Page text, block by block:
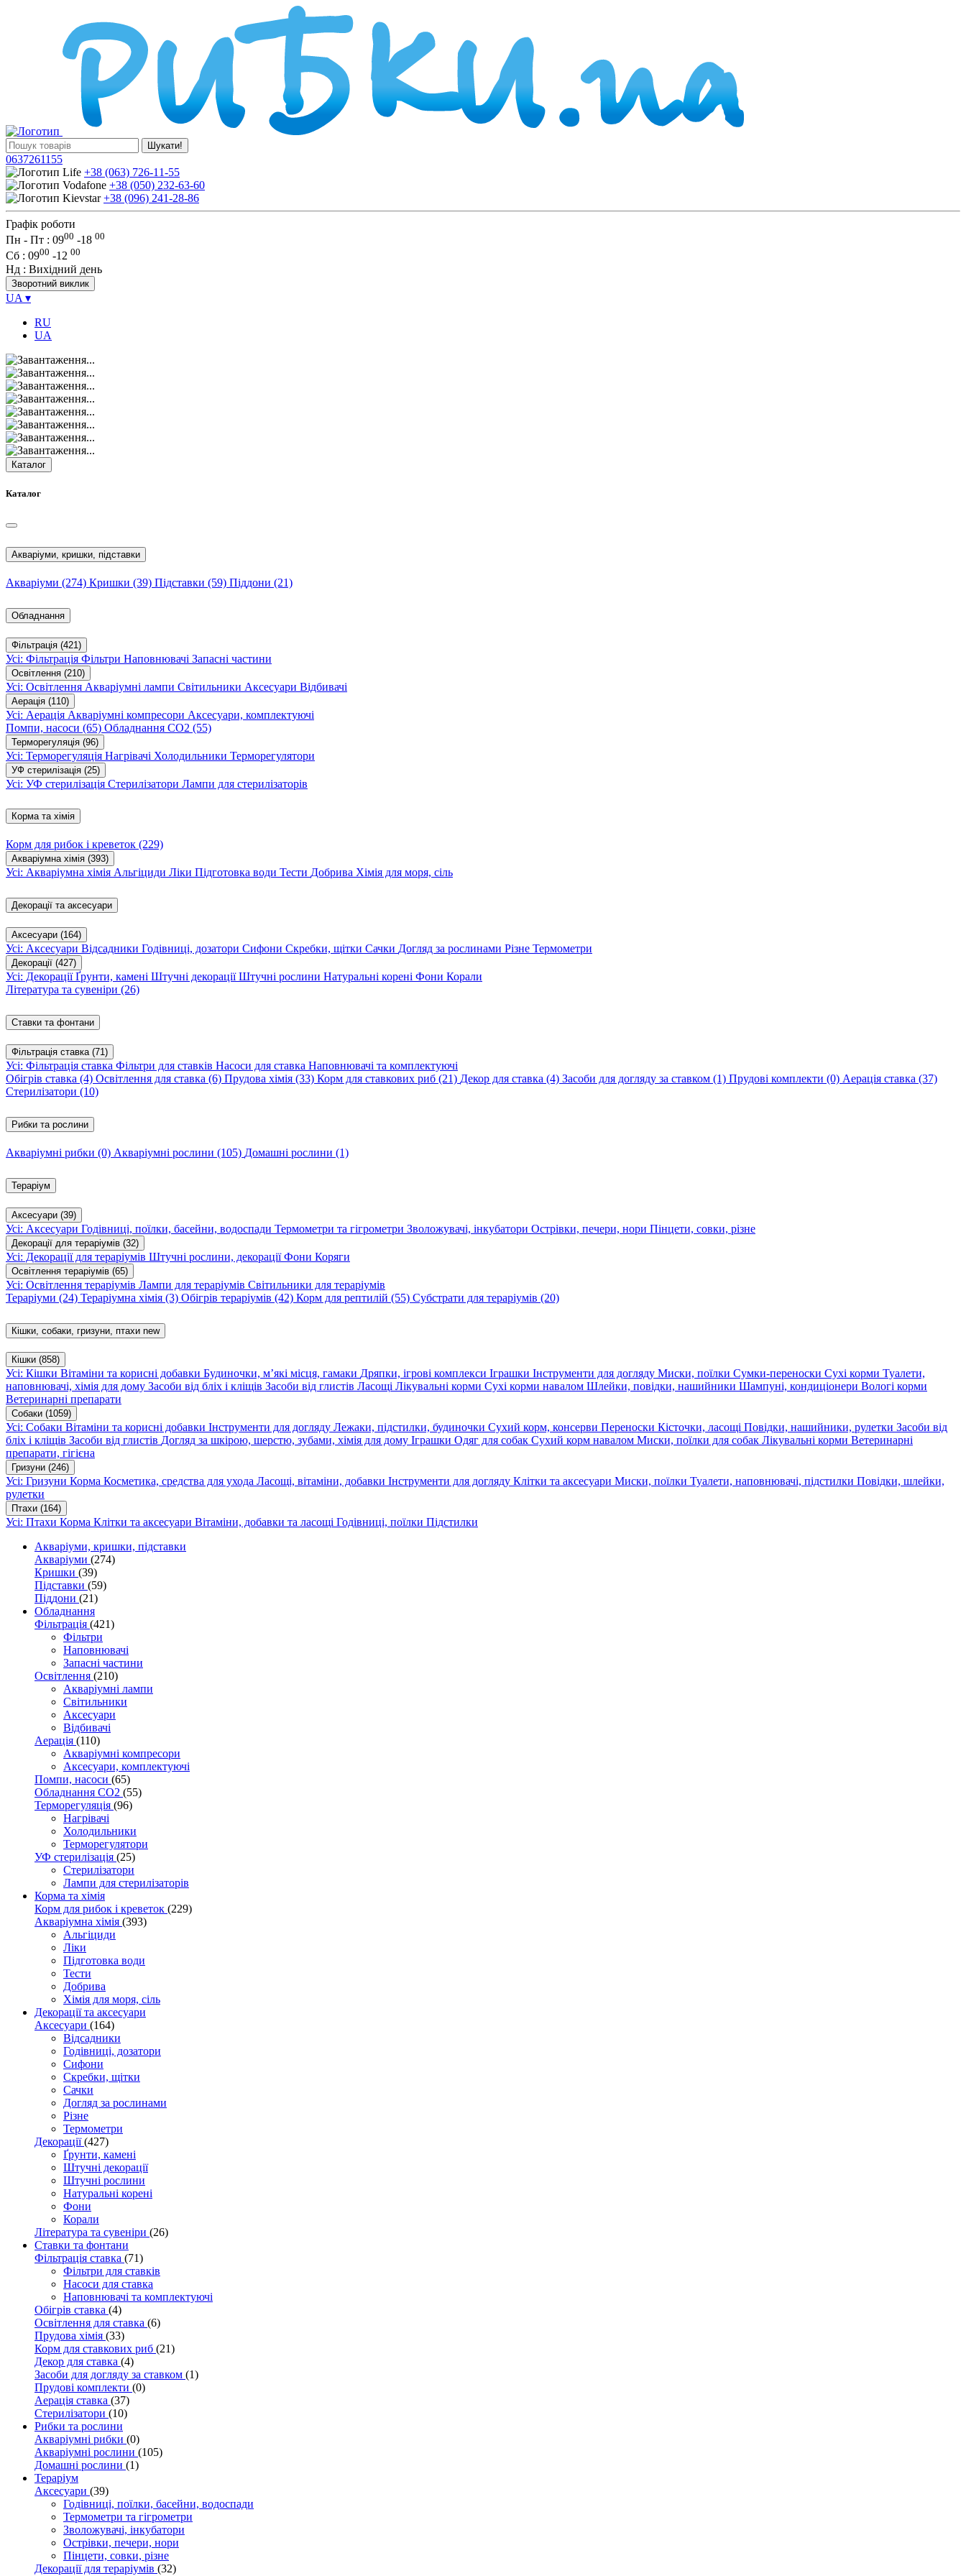
Шукати!
0637261155
+38 (063) 726-11-55
+38 (050) 232-63-60
+38 (096) 241-28-86
Графік роботи
Пн - Пт : 0900 -18 00
Сб : 0900 -12 00
Нд : Вихідний день
Зворотний виклик
UA ▾
RU
UA
Каталог
Каталог
Акваріуми, кришки, підставки
Акваріуми (274) Кришки (39) Підставки (59) Піддони (21)
Обладнання
Фільтрація (421)
Усі: Фільтрація Фільтри Наповнювачі Запасні частини
Освітлення (210)
Усі: Освітлення Акваріумні лампи Світильники Аксесуари Відбивачі
Аерація (110)
Усі: Аерація Акваріумні компресори Аксесуари, комплектуючі
Помпи, насоси (65) Обладнання CO2 (55)
Терморегуляція (96)
Усі: Терморегуляція Нагрівачі Холодильники Терморегулятори
УФ стерилізація (25)
Усі: УФ стерилізація Стерилізатори Лампи для стерилізаторів
Корма та хімія
Корм для рибок і креветок (229)
Акваріумна хімія (393)
Усі: Акваріумна хімія Альгіциди Ліки Підготовка води Тести Добрива Хімія для моря, сіль
Декорації та аксесуари
Аксесуари (164)
Усі: Аксесуари Відсадники Годівниці, дозатори Сифони Скребки, щітки Сачки Догляд за рослинами Різне Термометри
Декорації (427)
Усі: ДекораціїҐрунти, камені Штучні декораціїШтучні рослини Натуральні корені Фони Корали
Література та сувеніри (26)
Ставки та фонтани
Фільтрація ставка (71)
Усі: Фільтрація ставка Фільтри для ставків Насоси для ставка Наповнювачі та комплектуючі
Обігрів ставка (4) Освітлення для ставка (6) Прудова хімія (33) Корм для ставкових риб (21) Декор для ставка (4) Засоби для догляду за ставком (1) Прудові комплекти (0) Аерація ставка (37)
Стерилізатори (10)
Рибки та рослини
Акваріумні рибки (0) Акваріумні рослини (105) Домашні рослини (1)
Тераріум
Аксесуари (39)
Усі: Аксесуари Годівниці, поїлки, басейни, водоспади Термометри та гігрометри Зволожувачі, інкубатори Острівки, печери, нори Пінцети, совки, різне
Декорації для тераріумів (32)
Усі: Декорації для тераріумів Штучні рослини, декораціїФони Коряги
Освітлення тераріумів (65)
Усі: Освітлення тераріумів Лампи для тераріумів Світильники для тераріумів
Тераріуми (24) Тераріумна хімія (3) Обігрів тераріумів (42) Корм для рептилій (55) Субстрати для тераріумів (20)
Кішки, собаки, гризуни, птахи new
Кішки (858)
Усі: Кішки Вітаміни та корисні добавки Будиночки, м’які місця, гамаки Дряпки, ігрові комплекси Іграшки Інструменти для догляду Миски, поїлки Сумки-переноски Сухі корми Туалети,
наповнювачі, хімія для дому Засоби від бліх і кліщів Засоби від глистів Ласощі Лікувальні корми Сухі корми навалом Шлейки, повідки, нашийники Шампуні, кондиціонери Вологі корми
Ветеринарні препарати
Собаки (1059)
Усі: Собаки Вітаміни та корисні добавки Інструменти для догляду Лежаки, підстилки, будиночки Сухий корм, консерви Переноски Кісточки, ласощі Повідки, нашийники, рулетки Засоби від
бліх і кліщів Засоби від глистів Догляд за шкірою, шерстю, зубами, хімія для дому Іграшки Одяг для собак Сухий корм навалом Миски, поїлки для собак Лікувальні корми Ветеринарні
препарати, гігієна
Гризуни (246)
Усі: Гризуни Корма Косметика, средства для ухода Ласощі, вітаміни, добавки Інструменти для догляду Клітки та аксесуари Миски, поїлки Туалети, наповнювачі, підстилки Повідки, шлейки,
рулетки
Птахи (164)
Усі: Птахи Корма Клітки та аксесуари Вітаміни, добавки та ласощі Годівниці, поїлки Підстилки
Акваріуми, кришки, підставки
Акваріуми (274)
Кришки (39)
Підставки (59)
Піддони (21)
Обладнання
Фільтрація (421)
Фільтри
Наповнювачі
Запасні частини
Освітлення (210)
Акваріумні лампи
Світильники
Аксесуари
Відбивачі
Аерація (110)
Акваріумні компресори
Аксесуари, комплектуючі
Помпи, насоси (65)
Обладнання CO2 (55)
Терморегуляція (96)
Нагрівачі
Холодильники
Терморегулятори
УФ стерилізація (25)
Стерилізатори
Лампи для стерилізаторів
Корма та хімія
Корм для рибок і креветок (229)
Акваріумна хімія (393)
Альгіциди
Ліки
Підготовка води
Тести
Добрива
Хімія для моря, сіль
Декорації та аксесуари
Аксесуари (164)
Відсадники
Годівниці, дозатори
Сифони
Скребки, щітки
Сачки
Догляд за рослинами
Різне
Термометри
Декорації(427)
Ґрунти, камені
Штучні декорації
Штучні рослини
Натуральні корені
Фони
Корали
Література та сувеніри (26)
Ставки та фонтани
Фільтрація ставка (71)
Фільтри для ставків
Насоси для ставка
Наповнювачі та комплектуючі
Обігрів ставка (4)
Освітлення для ставка (6)
Прудова хімія (33)
Корм для ставкових риб (21)
Декор для ставка (4)
Засоби для догляду за ставком (1)
Прудові комплекти (0)
Аерація ставка (37)
Стерилізатори (10)
Рибки та рослини
Акваріумні рибки (0)
Акваріумні рослини (105)
Домашні рослини (1)
Тераріум
Аксесуари (39)
Годівниці, поїлки, басейни, водоспади
Термометри та гігрометри
Зволожувачі, інкубатори
Острівки, печери, нори
Пінцети, совки, різне
Декорації для тераріумів (32)